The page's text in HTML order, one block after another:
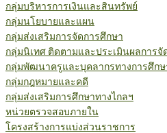
กลุ่มบริหารการเงินและสินทรัพย์
กลุ่มนโยบายและแผน
กลุ่มส่งเสริมการจัดการศึกษา
กลุ่มนิเทศ ติดตามและประเมินผลการจั
กลุ่มพัฒนาครูและบุคลากรทางการศึกษ
กลุ่มกฎหมายและคดี
กลุ่มส่งเสริมการศึกษาทางไกลฯ
หน่วยตรวจสอบภายใน
โครงสร้างการแบ่งส่วนราชการ